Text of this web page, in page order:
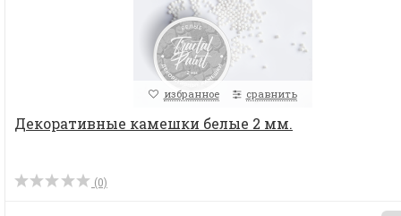
избранное сравнить
Декоративные камешки белые 2 мм.
(0)